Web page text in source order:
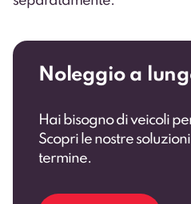
Noleggio a
Hai bisogno di veicoli
Scopri le nostre
termine.